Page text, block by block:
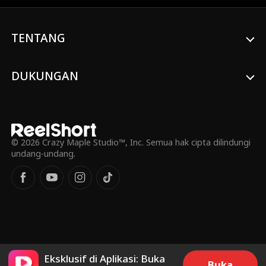
kehidupan. Dengan kemampuan medisnya,
sakit. Berbekal keahlian medis dan bela diri
TENTANG
DUKUNGAN
© 2026 Crazy Maple Studio™, Inc. Semua hak cipta dilindungi
undang-undang.
Eksklusif di Aplikasi: Buka